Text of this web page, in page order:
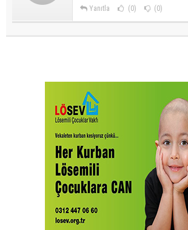
Yanıtla (0) (0)